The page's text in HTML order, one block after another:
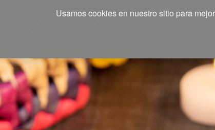
Usamos cookies en nuestro sitio para